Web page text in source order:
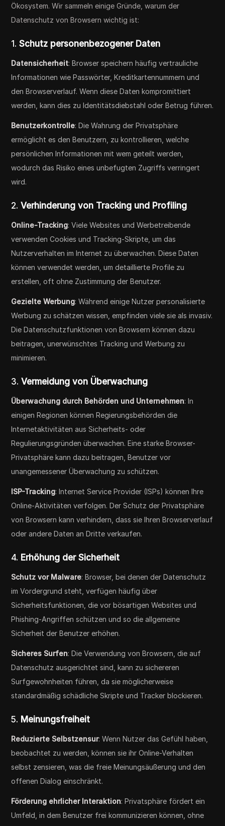
Ökosystem. Wir sammeln einige Gründe, warum der
Datenschutz von Browsern wichtig ist:
1.Schutz personenbezogener Daten
Datensicherheit: Browser speichern häufig vertrauliche
Informationen wie Passwörter, Kreditkartennummern und
den Browserverlauf. Wenn diese Daten kompromittiert
werden, kann dies zu Identitätsdiebstahl oder Betrug führen.
Benutzerkontrolle: Die Wahrung der Privatsphäre
ermöglicht es den Benutzern, zu kontrollieren, welche
persönlichen Informationen mit wem geteilt werden,
wodurch das Risiko eines unbefugten Zugriffs verringert
wird.
2.Verhinderung von Tracking und Profiling
Online-Tracking: Viele Websites und Werbetreibende
verwenden Cookies und Tracking-Skripte, um das
Nutzerverhalten im Internet zu überwachen. Diese Daten
können verwendet werden, um detaillierte Profile zu
erstellen, oft ohne Zustimmung der Benutzer.
Gezielte Werbung: Während einige Nutzer personalisierte
Werbung zu schätzen wissen, empfinden viele sie als invasiv.
Die Datenschutzfunktionen von Browsern können dazu
beitragen, unerwünschtes Tracking und Werbung zu
minimieren.
3.Vermeidung von Überwachung
Überwachung durch Behörden und Unternehmen: In
einigen Regionen können Regierungsbehörden die
Internetaktivitäten aus Sicherheits- oder
Regulierungsgründen überwachen. Eine starke Browser-
Privatsphäre kann dazu beitragen, Benutzer vor
unangemessener Überwachung zu schützen.
ISP-Tracking: Internet Service Provider (ISPs) können Ihre
Online-Aktivitäten verfolgen. Der Schutz der Privatsphäre
von Browsern kann verhindern, dass sie Ihren Browserverlauf
oder andere Daten an Dritte verkaufen.
4. Erhöhung der Sicherheit
Schutz vor Malware: Browser, bei denen der Datenschutz
im Vordergrund steht, verfügen häufig über
Sicherheitsfunktionen, die vor bösartigen Websites und
Phishing-Angriffen schützen und so die allgemeine
Sicherheit der Benutzer erhöhen.
Sicheres Surfen: Die Verwendung von Browsern, die auf
Datenschutz ausgerichtet sind, kann zu sichereren
Surfgewohnheiten führen, da sie möglicherweise
standardmäßig schädliche Skripte und Tracker blockieren.
5. Meinungsfreiheit
Reduzierte Selbstzensur: Wenn Nutzer das Gefühl haben,
beobachtet zu werden, können sie ihr Online-Verhalten
selbst zensieren, was die freie Meinungsäußerung und den
offenen Dialog einschränkt.
Förderung ehrlicher Interaktion: Privatsphäre fördert ein
Umfeld, in dem Benutzer frei kommunizieren können, ohne